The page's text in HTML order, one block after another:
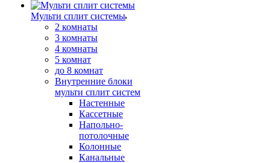
Мульти сплит системы
2 комнаты
3 комнаты
4 комнаты
5 комнат
до 8 комнат
Внутренние блоки
мульти сплит систем
Настенные
Кассетные
Напольно-
потолочные
Колонные
Канальные